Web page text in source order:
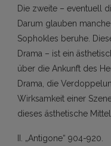
Die zweite – eventuell
Darum glauben
Sophokles beruhe.
Drama – ist ein
über die Ankunft des
Drama, die
Wirksamkeit einer
dieses ästhetische
II. „Antigone“ 904-920.